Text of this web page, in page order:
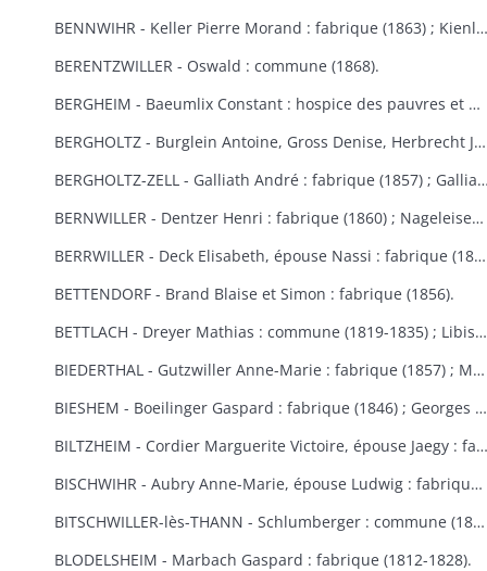
BENNWIHR - Keller Pierre Morand : fabrique (1863) ; Kienlen François Joseph : fabrique (1864) ; Simon Jean André : fabrique (1864).
BERENTZWILLER - Oswald : commune (1868).
BERGHEIM - Baeumlix Constant : hospice des pauvres et bureau de bienfaisance (1868) ; Blumberger Catherine, épouse Spiehlmann : hospice (1854) ; Bisch Catherine, Burruth Ursule : fabrique (1826) ; Dreyfus Salomon : pauvres israélites (1867) ; Einholtz Clément et Antoine : hospice (1833) ; Fleury Marie-Anne, épouse Schmitt : fabrique (1847) ; Frantz Louis : fabrique (1830) ; Fuchs Marie-Louise : fabrique (1809-1813) ; Gerber Georges : bureau de bienfaisance et fabrique (1869-1870) ; Graber Hélène : fabrique et bureau de bienfaisance (1831) ; Graber Jacobé, épouse Maderer : fabrique (1830) ; Herb Joseph : fabrique et hospice (1813-1826) ; Kauffeisen : pauvres (1828) ; Leiehel Martin : bureau de bienfaisance (1869) ; Rumpler Clément : hospice (1841) ; Schmitt Joseph : hospice (1852) ; Schuler Catherine : fabrique (1868) ; Spihlmann Barbe : fabrique (1859) ; Thomas Madeleine : fabrique et pauvres (1841) ; Troestler Joseph : fabrique (1865) ; Umbdenstock Maximin : fabrique (1850) ; Untz Madeleine : fabrique (1869) ; Windoltz Thérèse : fabrique (1847) : Zimmermann Anne-Marie : hospice (1833).
BERGHOLTZ - Burglein Antoine, Gross Denise, Herbrecht Joseph, Peter Joseph, Tresch Maurice, Zissler Xavier : commune (1844) ; Kuntz Charles : fabrique (1867) ; Ruck Michel, Schill Marie-Anne : fabrique (1866).
BERGHOLTZ-ZELL - Galliath André : fabrique (1857) ; Galliath Joseph : fabrique (1830) ; Koch Joseph : fabrique (1832) ; Meyer Madeleine : fabrique (1868) ; Reck Nicolas : commune (1861) ; Riegert Françoise, épouse Striess : fabrique (1856) ; Steyer Joseph : fabrique (1859) ; Strich Sébastien : fabrique (1839).
BERNWILLER - Dentzer Henri : fabrique (1860) ; Nageleisen Michel : fabrique (1857).
BERRWILLER - Deck Elisabeth, épouse Nassi : fabrique (1838) ; Freyburger Brigitte, épouse Neff : fabrique (1836) ; Koehl Brigitte, épouse Wintenberger : fabrique (1841) ; Nass Marie-Anne, épouse Muller : fabrique (1825) ; Schmitt Jean : fabrique (1838) ; Stocker Thibaud : fabrique (1855) ; Weinmann Thiébaut : fabriques de Berrwiller et Riedisheim (1850) ; Woehl Blaise : fabrique (1825) ; Wolffelsberger Anne-Marie et Anastase : fabrique (1840-1842) .
BETTENDORF - Brand Blaise et Simon : fabrique (1856).
BETTLACH - Dreyer Mathias : commune (1819-1835) ; Libis Anne-Marie : fabrique (1854) ; Springenfeld Jacques : commune (1819).
BIEDERTHAL - Gutzwiller Anne-Marie : fabrique (1857) ; Martin Jacques : fabrique et école (1848).
BIESHEM - Boeilinger Gaspard : fabrique (1846) ; Georges Agathe : fabrique (1852) ; Kuettler Marie-Anne, épouse Studer : fabrique (1828) ; Meglin Isidore : fabrique (1847) ; Schmitt Marie-Anne, épouse Gamp : fabrique (1841).
BILTZHEIM - Cordier Marguerite Victoire, épouse Jaegy : fabrique (1851).
BISCHWIHR - Aubry Anne-Marie, épouse Ludwig : fabrique (1854-1858) ; Broly Joseph : fabrique (1848) ; Frich Marie-Madeleine : fabrique (1852) ; Jourdain Marie-Claire, épouse Helmlinger : fabrique (1857-1860) ; Steib Mathias : commune (1852).
BITSCHWILLER-lès-THANN - Schlumberger : commune (1867).
BLODELSHEIM - Marbach Gaspard : fabrique (1812-1828).